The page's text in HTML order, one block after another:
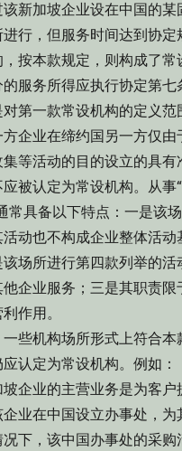
新加坡企业设在中国的某
行，但服务时间达到协定
按本款规定，则构成了常
服务所得应执行协定第七
一款常设机构的定义范
企业在缔约国另一方仅由
等活动的目的设立的具有
被认定为常设机构。从事
常具备以下特点：一是该
动也不构成企业整体活动
场所进行第四款列举的活
企业服务；三是其职责限
作用。
机构场所形式上符合本
认定为常设机构。例如：
业的主营业务是为客户
业在中国设立办事处，为
下，该中国办事处的采购